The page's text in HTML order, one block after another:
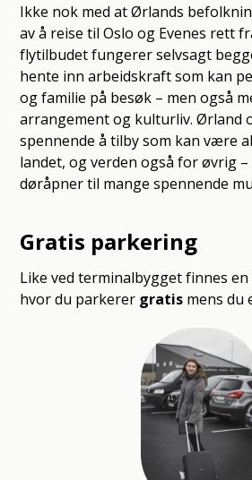
Ikke nok med at Ørlands
av å reise til Oslo og Evenes rett
flytilbudet fungerer selvsagt
hente inn arbeidskraft som kan
og familie på besøk – men også
arrangement og kulturliv. Ørland
spennende å tilby som kan være
landet, og verden også for øvrig
døråpner til mange spennende
Gratis parkering
Like ved terminalbygget finnes
hvor du parkerer gratis mens du